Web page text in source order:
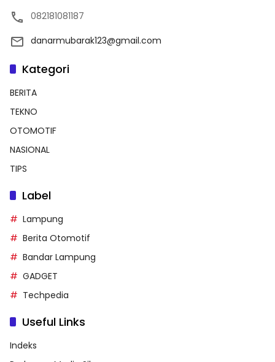
082181081187
danarmubarak123@gmail.com
Kategori
BERITA
TEKNO
OTOMOTIF
NASIONAL
TIPS
Label
Lampung
Berita Otomotif
Bandar Lampung
GADGET
Techpedia
Useful Links
Indeks